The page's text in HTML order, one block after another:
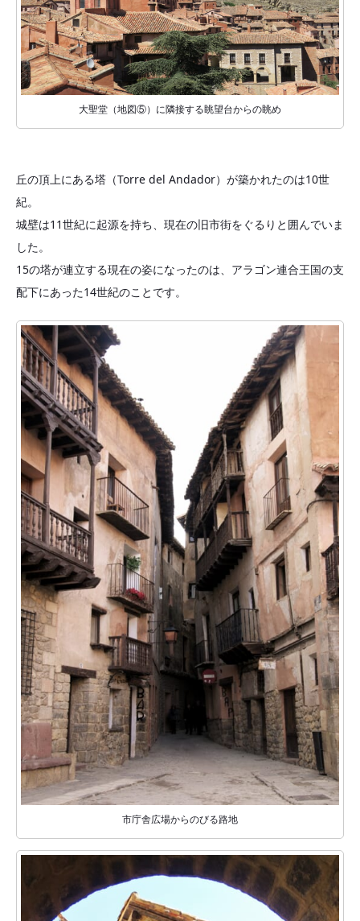
大聖堂（地図⑤）に隣接する眺望台からの眺め
丘の頂上にある塔（Torre del Andador）が築かれたのは10世
紀。
城壁は11世紀に起源を持ち、現在の旧市街をぐるりと囲んでいま
した。
15の塔が連立する現在の姿になったのは、アラゴン連合王国の支
配下にあった14世紀のことです。
市庁舎広場からのびる路地